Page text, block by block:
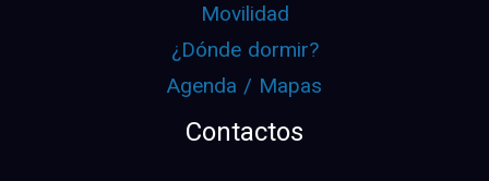
Movilidad
¿Dónde dormir?
Agenda / Mapas
Contactos